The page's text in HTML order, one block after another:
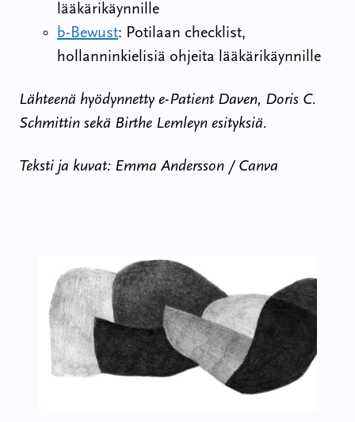
lääkärikäynnille
b-Bewust: Potilaan checklist,
hollanninkielisiä ohjeita lääkärikäynnille
Lähteenä hyödynnetty e-Patient Daven, Doris C.
Schmittin sekä Birthe Lemleyn esityksiä.
Teksti ja kuvat: Emma Andersson / Canva